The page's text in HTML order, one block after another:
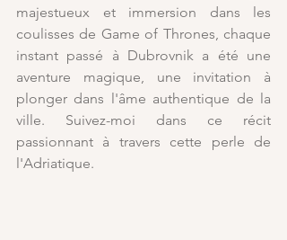
majestueux et immersion dans les
coulisses de Game of Thrones, chaque
instant passé à Dubrovnik a été une
aventure magique, une invitation à
plonger dans l'âme authentique de la
ville. Suivez-moi dans ce récit
passionnant à travers cette perle de
l'Adriatique.